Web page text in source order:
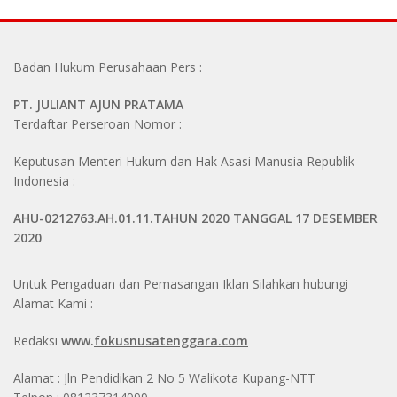
Badan Hukum Perusahaan Pers :
PT. JULIANT AJUN PRATAMA
Terdaftar Perseroan Nomor :
Keputusan Menteri Hukum dan Hak Asasi Manusia Republik
Indonesia :
AHU-0212763.AH.01.11.TAHUN 2020 TANGGAL 17 DESEMBER
2020
Untuk Pengaduan dan Pemasangan Iklan Silahkan hubungi
Alamat Kami :
Redaksi www.fokusnusatenggara.com
Alamat : Jln Pendidikan 2 No 5 Walikota Kupang-NTT